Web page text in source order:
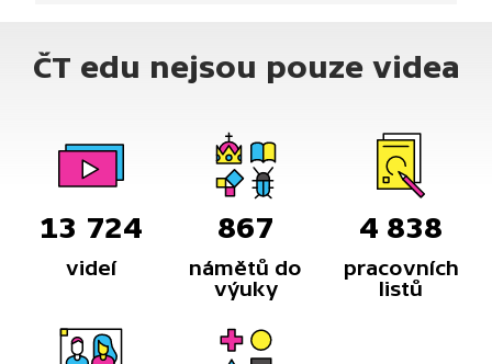
ČT edu nejsou pouze videa
13 724
videí
867
námětů do
výuky
4 838
pracovních
listů